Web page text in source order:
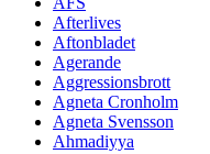
Afterlives
Aftonbladet
Agerande
Aggressionsbrott
Agneta Cronholm
Agneta Svensson
Ahmadiyya